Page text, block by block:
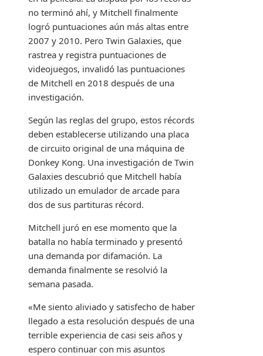
no terminó ahí, y Mitchell finalmente
logró puntuaciones aún más altas entre
2007 y 2010. Pero Twin Galaxies, que
rastrea y registra puntuaciones de
videojuegos, invalidó las puntuaciones
de Mitchell en 2018 después de una
investigación.
Según las reglas del grupo, estos récords
deben establecerse utilizando una placa
de circuito original de una máquina de
Donkey Kong. Una investigación de Twin
Galaxies descubrió que Mitchell había
utilizado un emulador de arcade para
dos de sus partituras récord.
Mitchell juró en ese momento que la
batalla no había terminado y presentó
una demanda por difamación. La
demanda finalmente se resolvió la
semana pasada.
«Me siento aliviado y satisfecho de haber
llegado a esta resolución después de una
terrible experiencia de casi seis años y
espero continuar con mis asuntos